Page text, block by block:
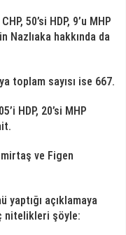
50’si HDP, 9’u MHP
Nazlıaka hakkında da
toplam sayısı ise 667.
HDP, 20’si MHP
ve Figen
yaptığı açıklamaya
nitelikleri şöyle: